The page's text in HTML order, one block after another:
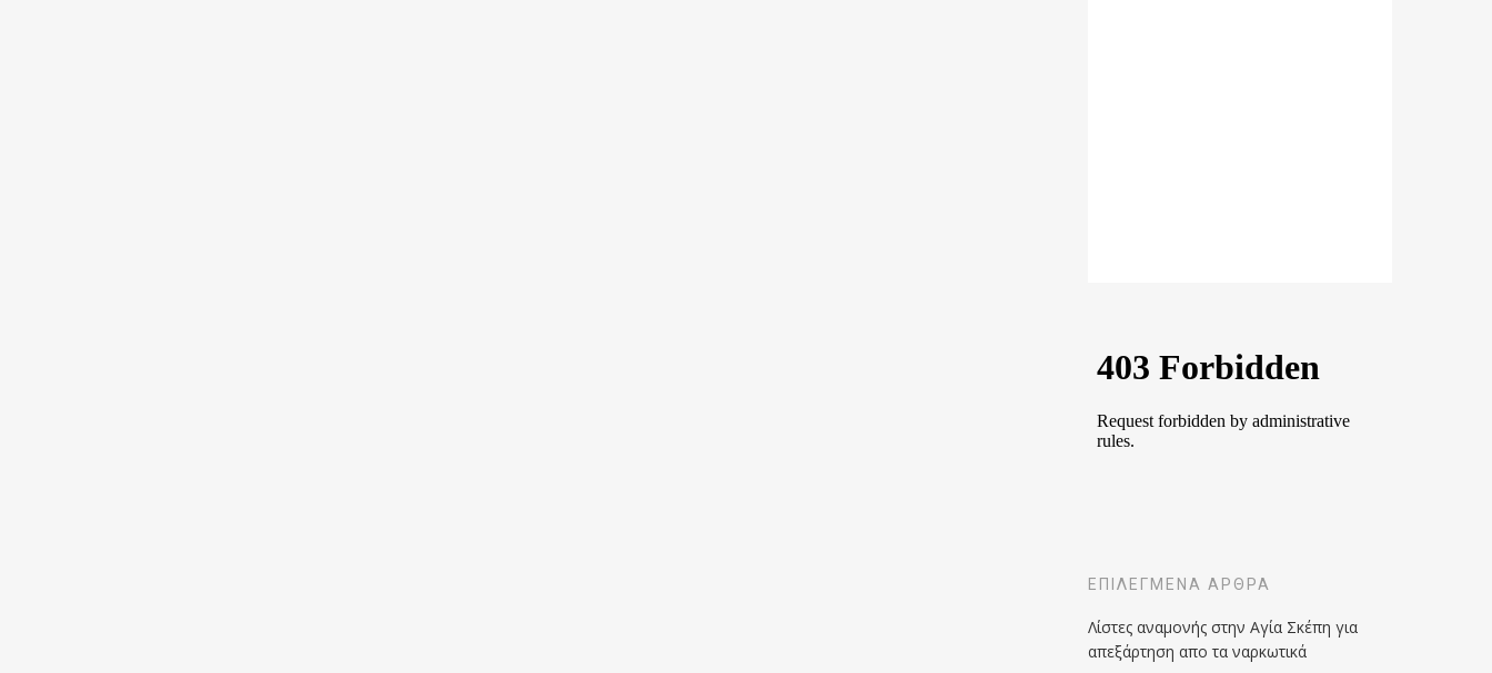
ΕΠΙΛΕΓΜΈΝΑ ΆΡΘΡΑ
Λίστες αναμονής στην Αγία Σκέπη για
απεξάρτηση απο τα ναρκωτικά